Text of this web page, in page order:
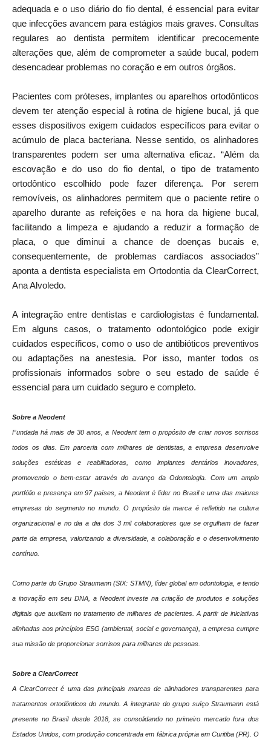
adequada e o uso diário do fio dental, é essencial para evitar
que infecções avancem para estágios mais graves. Consultas
regulares ao dentista permitem identificar precocemente
alterações que, além de comprometer a saúde bucal, podem
desencadear problemas no coração e em outros órgãos.
Pacientes com próteses, implantes ou aparelhos ortodônticos
devem ter atenção especial à rotina de higiene bucal, já que
esses dispositivos exigem cuidados específicos para evitar o
acúmulo de placa bacteriana. Nesse sentido, os alinhadores
transparentes podem ser uma alternativa eficaz. “Além da
escovação e do uso do fio dental, o tipo de tratamento
ortodôntico escolhido pode fazer diferença. Por serem
removíveis, os alinhadores permitem que o paciente retire o
aparelho durante as refeições e na hora da higiene bucal,
facilitando a limpeza e ajudando a reduzir a formação de
placa, o que diminui a chance de doenças bucais e,
consequentemente, de problemas cardíacos associados”
aponta a dentista especialista em Ortodontia da ClearCorrect,
Ana Alvoledo.
A integração entre dentistas e cardiologistas é fundamental.
Em alguns casos, o tratamento odontológico pode exigir
cuidados específicos, como o uso de antibióticos preventivos
ou adaptações na anestesia. Por isso, manter todos os
profissionais informados sobre o seu estado de saúde é
essencial para um cuidado seguro e completo.
Sobre a Neodent
Fundada há mais de 30 anos, a Neodent tem o propósito de criar novos sorrisos
todos os dias. Em parceria com milhares de dentistas, a empresa desenvolve
soluções estéticas e reabilitadoras, como implantes dentários inovadores,
promovendo o bem-estar através do avanço da Odontologia. Com um amplo
portfólio e presença em 97 países, a Neodent é líder no Brasil e uma das maiores
empresas do segmento no mundo. O propósito da marca é refletido na cultura
organizacional e no dia a dia dos 3 mil colaboradores que se orgulham de fazer
parte da empresa, valorizando a diversidade, a colaboração e o desenvolvimento
contínuo.
Como parte do Grupo Straumann (SIX: STMN), líder global em odontologia, e tendo
a inovação em seu DNA, a Neodent investe na criação de produtos e soluções
digitais que auxiliam no tratamento de milhares de pacientes. A partir de iniciativas
alinhadas aos princípios ESG (ambiental, social e governança), a empresa cumpre
sua missão de proporcionar sorrisos para milhares de pessoas.
Sobre a ClearCorrect
A ClearCorrect é uma das principais marcas de alinhadores transparentes para
tratamentos ortodônticos do mundo. A integrante do grupo suíço Straumann está
presente no Brasil desde 2018, se consolidando no primeiro mercado fora dos
Estados Unidos, com produção concentrada em fábrica própria em Curitiba (PR). O